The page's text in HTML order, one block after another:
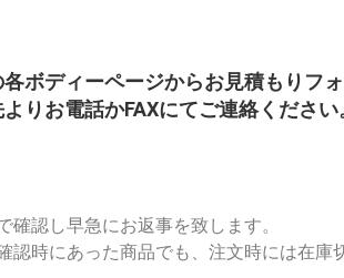
ボディーページからお見積もりフ
りお電話かFAXにてご連絡ください
認し早急にお返事を致します。
認時にあった商品でも、注文時には在庫